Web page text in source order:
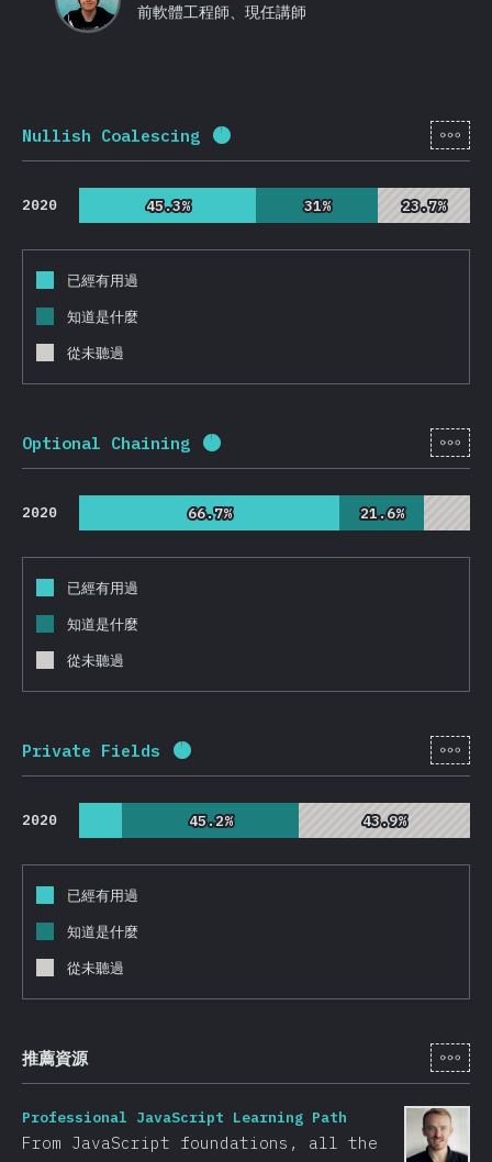
前軟體工程師、現任講師
Nullish Coalescing 完成百分比： 22737 )[zh-
2020 45.3%
45.3% 31%
31% 23.7%
23.7%
已經有用過
知道是什麼
從未聽過
Optional Chaining 完成百分比： ) [zh-
2020 66.7%
66.7% 21.6%
21.6%
已經有用過
知道是什麼
從未聽過
Private Fields 完成百分比： [zh-
2020 45.2%
45.2% 43.9%
43.9%
已經有用過
知道是什麼
從未聽過
推薦資源 [zh-
Professional JavaScript Learning Path
From JavaScript foundations, all the